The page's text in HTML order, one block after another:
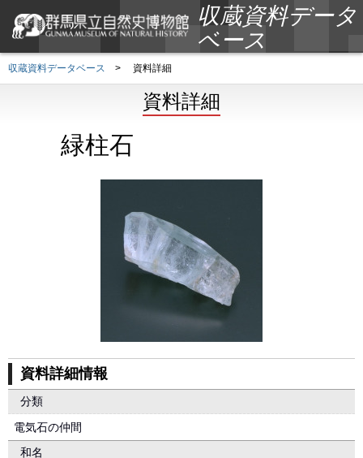
収蔵資料データ
ベース
収蔵資料データベース > 資料詳細
資料詳細
緑柱石
資料詳細情報
分類
電気石の仲間
和名